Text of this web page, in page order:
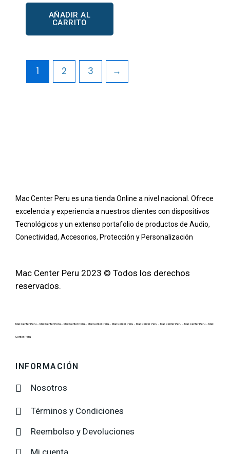
5
AÑADIR AL
CARRITO
1 2 3 →
Mac Center Peru es una tienda Online a nivel nacional
. Ofrece
excelencia y experiencia a nuestros clientes con dispositivos
Tecnológicos y un extenso portafolio de productos de Audio,
Conectividad, Accesorios, Protección y Personalización
Mac Center Peru 2023 © Todos los derechos
reservados.
Mac Center Peru – Mac Center Peru – Mac Center Peru – Mac Center Peru – Mac Center Peru – Mac Center Peru – Mac Center Peru – Mac Center Peru – Mac
Center Peru
INFORMACIÓN
Nosotros
Términos y Condiciones
Reembolso y Devoluciones
Mi cuenta